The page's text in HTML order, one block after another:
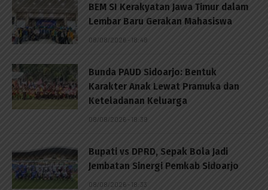
BEM SI Kerakyatan Jawa Timur dalam
Lembar Baru Gerakan Mahasiswa
08/08/2026 - 18:48
Bunda PAUD Sidoarjo: Bentuk
Karakter Anak Lewat Pramuka dan
Keteladanan Keluarga
08/08/2026 - 18:39
Bupati vs DPRD, Sepak Bola Jadi
Jembatan Sinergi Pemkab Sidoarjo
08/08/2026 - 18:33